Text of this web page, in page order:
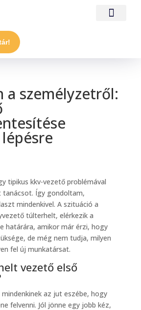
a személyzetről:
tipikus kkv-vezető problémával
tanácsot. Így gondoltam,
mindenkivel. A szituáció a
túlterhelt, elérkezik a
határára, amikor már érzi, hogy
de még nem tudja, milyen
fel új munkatársat.
vezető első
az jut eszébe, hogy
felvenni. Jól jönne egy jobb kéz,